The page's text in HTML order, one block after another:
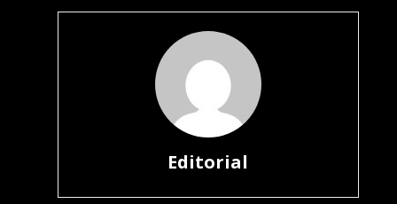
Editorial